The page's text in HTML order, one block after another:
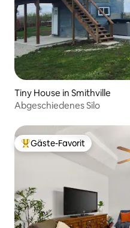
Tiny House in Smithville
Abgeschiedenes Silo
Beliebter Gäste-Favorit.
Gäste-Favorit